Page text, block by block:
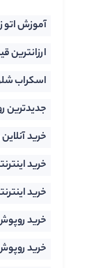
آموزش اتو
ارزانترین
اسکراب
جدیدترین
خرید
خرید
خرید
خرید
خرید